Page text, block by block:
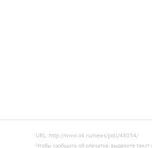
URL: http://www.irk.ru/news/poll/48034/
Чтобы сообщить об опечатке, выделите